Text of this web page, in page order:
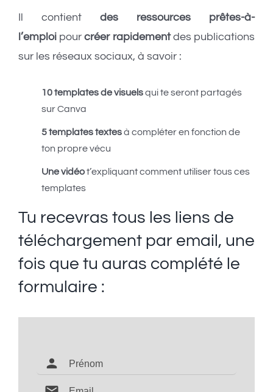
Il contient des ressources prêtes-à-
l’emploipourcréer rapidementdes publications
sur les réseaux sociaux, à savoir :
10 templates de visuelsqui te seront partagés
sur Canva
5 templates textesà compléter en fonction de
ton propre vécu
Une vidéot’expliquant comment utiliser tous ces
templates
Tu recevras tous les liens de
téléchargement par email, une
fois que tu auras complété le
formulaire :